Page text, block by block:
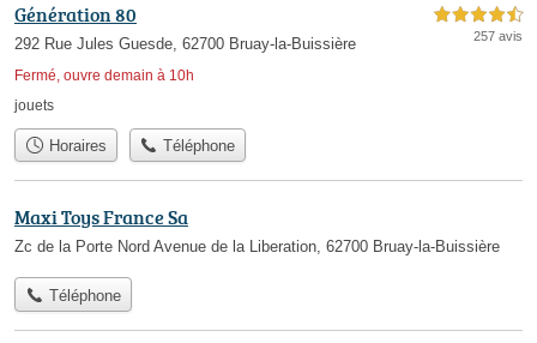
Génération 80
292 Rue Jules Guesde, 62700 Bruay-la-Buissière
Fermé, ouvre demain à 10h
4,5 étoiles sur 5
257 avis
jouets
Horaires Téléphone
Maxi Toys France Sa
Zc de la Porte Nord Avenue de la Liberation, 62700 Bruay-la-Buissière
Téléphone